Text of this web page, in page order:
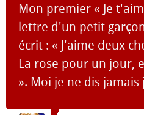
Mon premier « Je
lettre d'un petit
écrit : « J'aime deux
La rose pour un jour,
». Moi je ne dis jamais